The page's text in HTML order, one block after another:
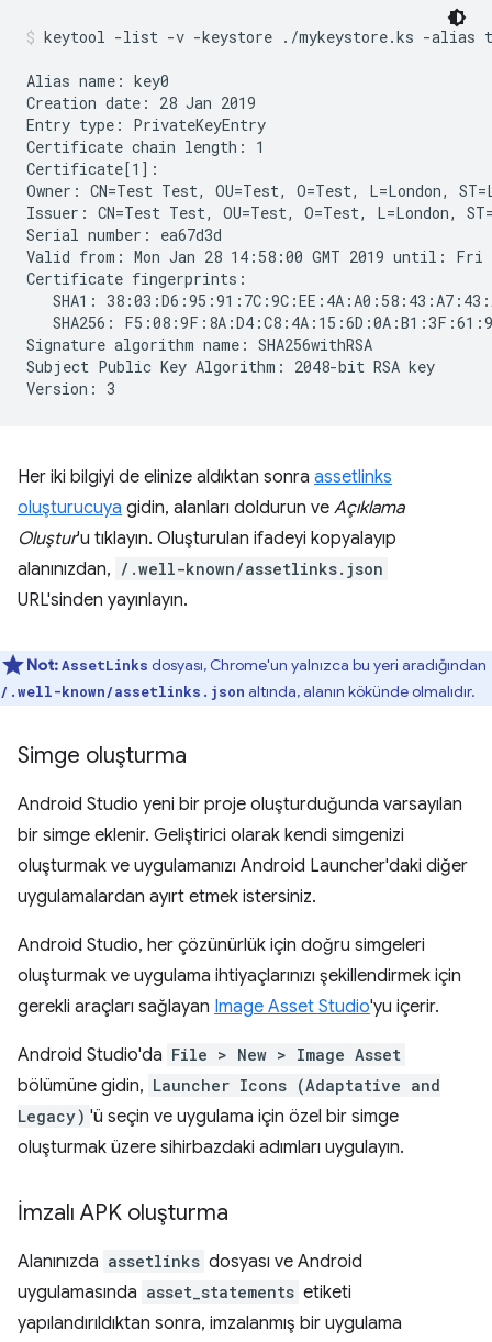
keytool -list -v -keystore ./mykeystore.ks -alias
Alias name: key0
Creation date: 28 Jan 2019
Entry type: PrivateKeyEntry
Certificate chain length: 1
Certificate[1]:
Owner: CN=Test Test, OU=Test, O=Test, L=London,
Issuer: CN=Test Test, OU=Test, O=Test, L=London,
Serial number: ea67d3d
Valid from: Mon Jan 28 14:58:00 GMT 2019 until: Fri
Certificate fingerprints:
SHA1:
SHA256:
Signature algorithm name: SHA256withRSA
Subject Public Key Algorithm: 2048-bit RSA key
Her iki bilgiyi de elinize aldıktan sonra assetlinks
oluşturucuya gidin, alanları doldurun ve Açıklama
Oluştur'u tıklayın. Oluşturulan ifadeyi kopyalayıp
alanınızdan, /.well-known/assetlinks.json
URL'sinden yayınlayın.
Not:AssetLinks dosyası, Chrome'un yalnızca bu yeri aradığından
/.well-known/assetlinks.json altında, alanın kökünde olmalıdır.
Simge oluşturma
Android Studio yeni bir proje oluşturduğunda varsayılan
bir simge eklenir. Geliştirici olarak kendi simgenizi
oluşturmak ve uygulamanızı Android Launcher'daki diğer
uygulamalardan ayırt etmek istersiniz.
Android Studio, her çözünürlük için doğru simgeleri
oluşturmak ve uygulama ihtiyaçlarınızı şekillendirmek için
gerekli araçları sağlayan Image Asset Studio'yu içerir.
Android Studio'da File > New > Image Asset
bölümüne gidin, Launcher Icons (Adaptative and
Legacy) 'ü seçin ve uygulama için özel bir simge
oluşturmak üzere sihirbazdaki adımları uygulayın.
İmzalı APK oluşturma
Alanınızda assetlinks dosyası ve Android
uygulamasında asset_statements etiketi
yapılandırıldıktan sonra, imzalanmış bir uygulama